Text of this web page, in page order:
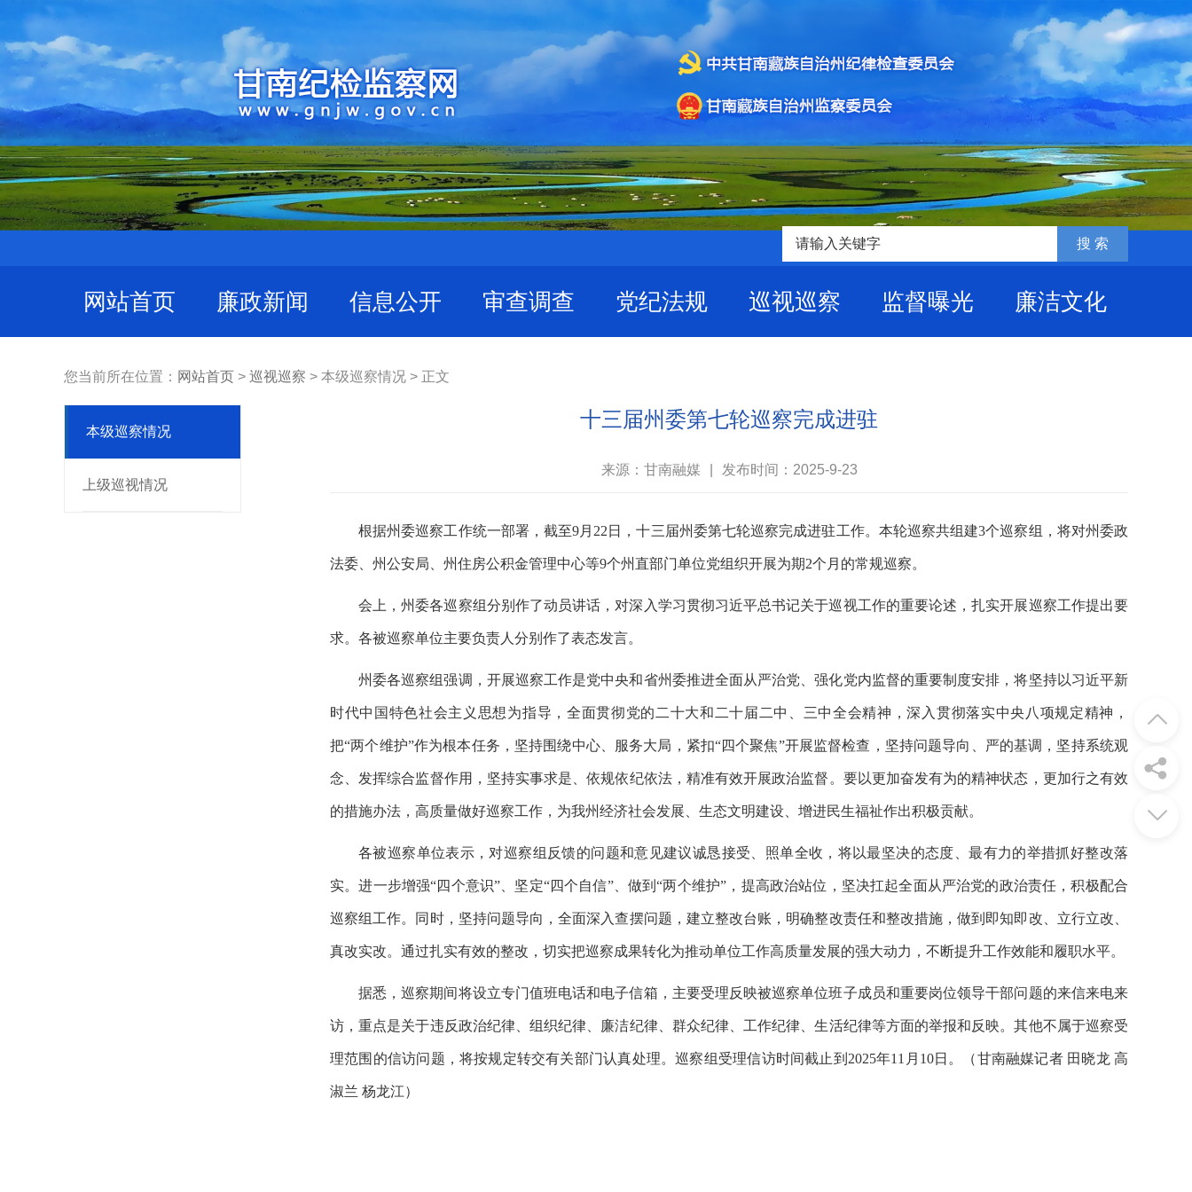
网站首页 廉政新闻 信息公开 审查调查 党纪法规 巡视巡察 监督曝光 廉洁文化
您当前所在位置： 网站首页 > 巡视巡察 > 本级巡察情况 > 正文
本级巡察情况
上级巡视情况
十三届州委第七轮巡察完成进驻
来源：甘南融媒 发布时间：2025-9-23
根据州委巡察工作统一部署，截至9月22日，十三届州委第七轮巡察完成进驻工作。本轮巡察共组建3个巡察组，将对州委政
法委、州公安局、州住房公积金管理中心等9个州直部门单位党组织开展为期2个月的常规巡察。
会上，州委各巡察组分别作了动员讲话，对深入学习贯彻习近平总书记关于巡视工作的重要论述，扎实开展巡察工作提出要
求。各被巡察单位主要负责人分别作了表态发言。
州委各巡察组强调，开展巡察工作是党中央和省州委推进全面从严治党、强化党内监督的重要制度安排，将坚持以习近平新
时代中国特色社会主义思想为指导，全面贯彻党的二十大和二十届二中、三中全会精神，深入贯彻落实中央八项规定精神，
把“两个维护”作为根本任务，坚持围绕中心、服务大局，紧扣“四个聚焦”开展监督检查，坚持问题导向、严的基调，坚持系统观
念、发挥综合监督作用，坚持实事求是、依规依纪依法，精准有效开展政治监督。要以更加奋发有为的精神状态，更加行之有效
的措施办法，高质量做好巡察工作，为我州经济社会发展、生态文明建设、增进民生福祉作出积极贡献。
各被巡察单位表示，对巡察组反馈的问题和意见建议诚恳接受、照单全收，将以最坚决的态度、最有力的举措抓好整改落
实。进一步增强“四个意识”、坚定“四个自信”、做到“两个维护”，提高政治站位，坚决扛起全面从严治党的政治责任，积极配合
巡察组工作。同时，坚持问题导向，全面深入查摆问题，建立整改台账，明确整改责任和整改措施，做到即知即改、立行立改、
真改实改。通过扎实有效的整改，切实把巡察成果转化为推动单位工作高质量发展的强大动力，不断提升工作效能和履职水平。
据悉，巡察期间将设立专门值班电话和电子信箱，主要受理反映被巡察单位班子成员和重要岗位领导干部问题的来信来电来
访，重点是关于违反政治纪律、组织纪律、廉洁纪律、群众纪律、工作纪律、生活纪律等方面的举报和反映。其他不属于巡察受
理范围的信访问题，将按规定转交有关部门认真处理。巡察组受理信访时间截止到 2025年11月10日。（甘南融媒记者 田晓龙 高
淑兰 杨龙江）